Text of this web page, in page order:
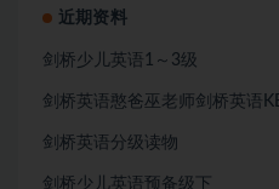
近期资料
剑桥少儿英语1～3级
剑桥英语憨爸巫老师剑桥英语
剑桥英语分级读物
剑桥少儿英语预备级下